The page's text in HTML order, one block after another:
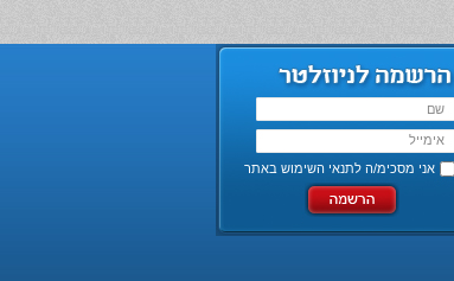
אני מסכימ/ה לתנאי השימוש באתר